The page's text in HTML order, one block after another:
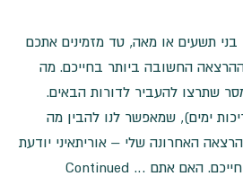
תשעים או מאה, טד מזמינים אתכם
החשובה ביותר בחייכם. מה
שתרצו להעביר לדורות הבאים.
ימים), שמאפשר לנו להבין מה
האחרונה שלי – אוריתאיני יודעת
האם אתם … Continued